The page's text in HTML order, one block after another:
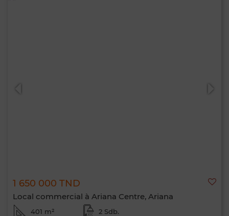
1 650 000 TND
Local commercial à Ariana Centre, Ariana
401 m² 2 Sdb.